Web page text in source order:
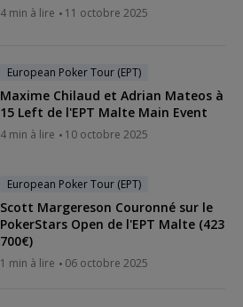
4 min à lire 11 octobre 2025
European Poker Tour (EPT)
Maxime Chilaud et Adrian Mateos à
15 Left de l'EPT Malte Main Event
4 min à lire 10 octobre 2025
European Poker Tour (EPT)
Scott Margereson Couronné sur le
PokerStars Open de l'EPT Malte (423
700€)
1 min à lire 06 octobre 2025